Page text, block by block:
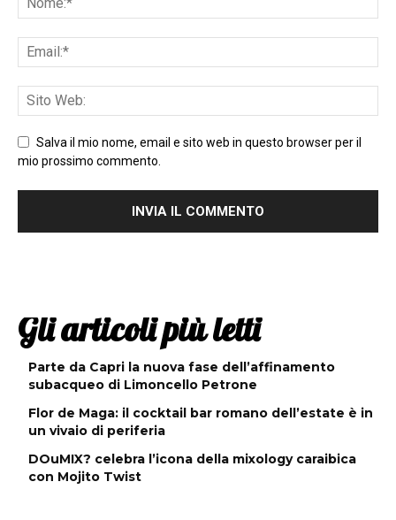
Salva il mio nome, email e sito web in questo browser per il
mio prossimo commento.
Gli articoli più letti
Parte da Capri la nuova fase dell’affinamento
subacqueo di Limoncello Petrone
Flor de Maga: il cocktail bar romano dell’estate è in
un vivaio di periferia
DOuMIX? celebra l’icona della mixology caraibica
con Mojito Twist